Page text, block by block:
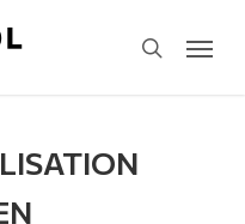
search
Menu